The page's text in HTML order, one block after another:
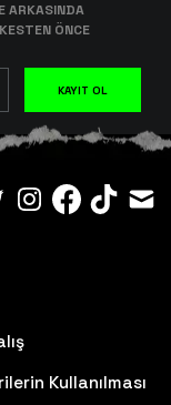
ARKASINDA
ÖNCE
KAYIT OL
Kullanılması